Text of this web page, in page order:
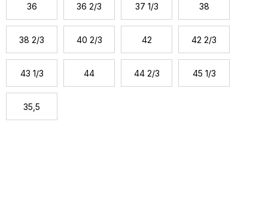
36 36 2/3 37 1/3 38
38 2/3 40 2/3 42 42 2/3
43 1/3 44 44 2/3 45 1/3
35,5